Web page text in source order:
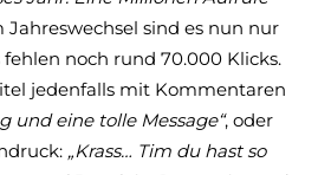
Jahreswechsel sind es nun nur
noch rund 70.000 Klicks.
jedenfalls mit Kommentaren
und eine tolle Message“, oder
„Krass… Tim du hast so